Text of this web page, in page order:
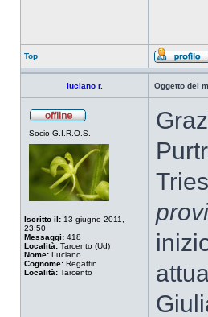
Top
luciano r. Oggetto del
Socio G.I.R.O.S.
Iscritto il: 13 giugno 2011,
23:50
Messaggi: 418
Località: Tarcento (Ud)
Nome: Luciano
Cognome: Regattin
Località: Tarcento